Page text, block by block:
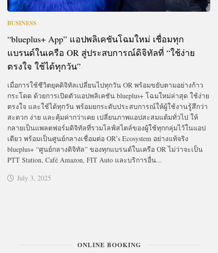
BUSINESS
“blueplus+ App” แอปพลิเคชันโฉมใหม่ เชื่อมทุก
แบรนด์ในเครือ OR สู่ประสบการณ์ดิจิทัลที่ “ใช้ง่าย
ตรงใจ ใช้ได้ทุกวัน”
เมื่อการใช้ชีวิตยุคดิจิทัลเปลี่ยนไปทุกวัน OR พร้อมขยับตามอย่างก้าว
กระโดด ด้วยการเปิดตัวแอปพลิเคชัน blueplus+ โฉมใหม่ล่าสุด ใช้ง่าย
ตรงใจ และใช้ได้ทุกวัน พร้อมยกระดับประสบการณ์ให้ผู้ใช้งานรู้สึกว่า
สะดวก ง่าย และคุ้มค่ากว่าเคย เปลี่ยนภาพแอปสะสมแต้มทั่วไป ให้
กลายเป็นแพลตฟอร์มดิจิทัลที่รวมไลฟ์สไตล์ของผู้ใช้ทุกกลุ่มไว้ในแอป
เดียว พร้อมเป็นศูนย์กลางเชื่อมต่อ OR’s Ecosystem อย่างแท้จริง
blueplus+ “ศูนย์กลางดิจิทัล” ของทุกแบรนด์ในเครือ OR ไม่ว่าจะเป็น
PTT Station, Café Amazon, FIT Auto และบริการอื่น...
July 3, 2025
ONLINE BOOKING